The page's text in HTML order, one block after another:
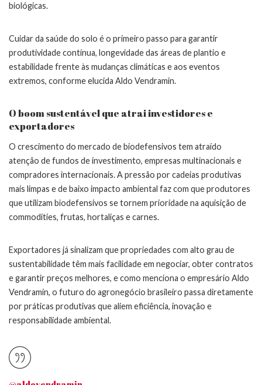
biológicas.
Cuidar da saúde do solo é o primeiro passo para garantir
produtividade contínua, longevidade das áreas de plantio e
estabilidade frente às mudanças climáticas e aos eventos
extremos, conforme elucida Aldo Vendramin.
O boom sustentável que atrai investidores e
exportadores
O crescimento do mercado de biodefensivos tem atraído
atenção de fundos de investimento, empresas multinacionais e
compradores internacionais. A pressão por cadeias produtivas
mais limpas e de baixo impacto ambiental faz com que produtores
que utilizam biodefensivos se tornem prioridade na aquisição de
commodities, frutas, hortaliças e carnes.
Exportadores já sinalizam que propriedades com alto grau de
sustentabilidade têm mais facilidade em negociar, obter contratos
e garantir preços melhores, e como menciona o empresário Aldo
Vendramin, o futuro do agronegócio brasileiro passa diretamente
por práticas produtivas que aliem eficiência, inovação e
responsabilidade ambiental.